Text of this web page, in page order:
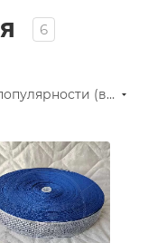
6
По популярности (возрастание)